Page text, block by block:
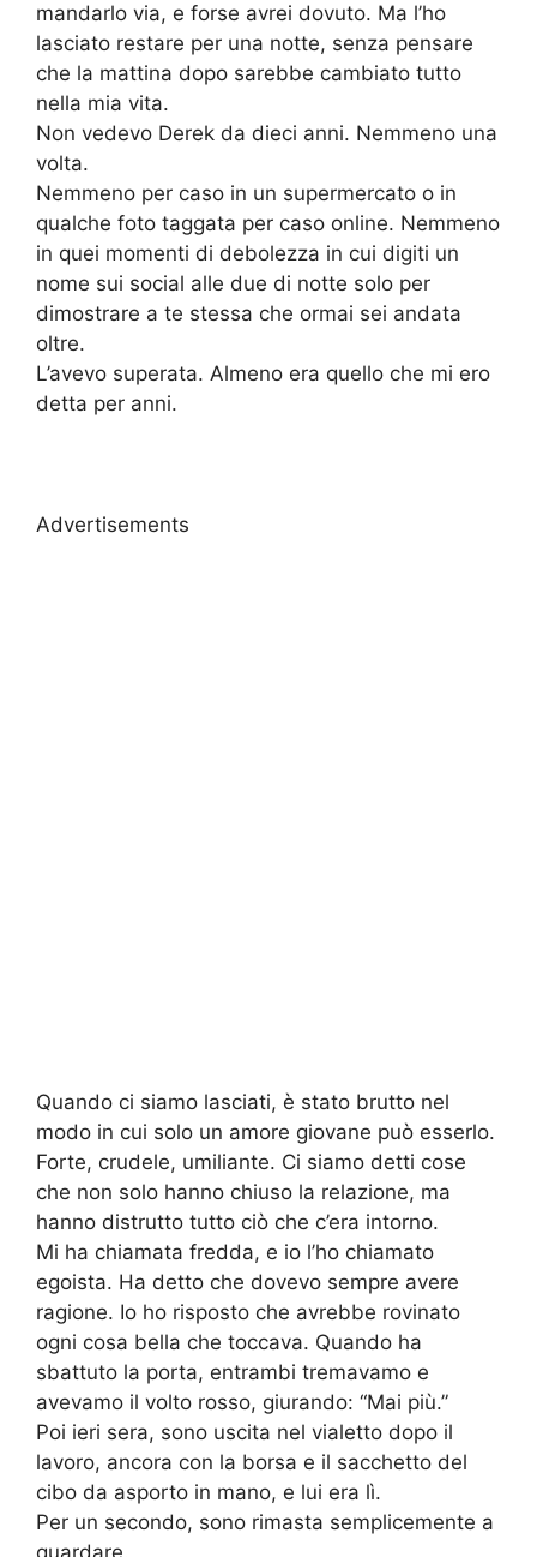
mandarlo via, e forse avrei dovuto. Ma l’ho
lasciato restare per una notte, senza pensare
che la mattina dopo sarebbe cambiato tutto
nella mia vita.
Non vedevo Derek da dieci anni. Nemmeno una
volta.
Nemmeno per caso in un supermercato o in
qualche foto taggata per caso online. Nemmeno
in quei momenti di debolezza in cui digiti un
nome sui social alle due di notte solo per
dimostrare a te stessa che ormai sei andata
oltre.
L’avevo superata. Almeno era quello che mi ero
detta per anni.
Advertisements
Quando ci siamo lasciati, è stato brutto nel
modo in cui solo un amore giovane può esserlo.
Forte, crudele, umiliante. Ci siamo detti cose
che non solo hanno chiuso la relazione, ma
hanno distrutto tutto ciò che c’era intorno.
Mi ha chiamata fredda, e io l’ho chiamato
egoista. Ha detto che dovevo sempre avere
ragione. Io ho risposto che avrebbe rovinato
ogni cosa bella che toccava. Quando ha
sbattuto la porta, entrambi tremavamo e
avevamo il volto rosso, giurando: “Mai più.”
Poi ieri sera, sono uscita nel vialetto dopo il
lavoro, ancora con la borsa e il sacchetto del
cibo da asporto in mano, e lui era lì.
Per un secondo, sono rimasta semplicemente a